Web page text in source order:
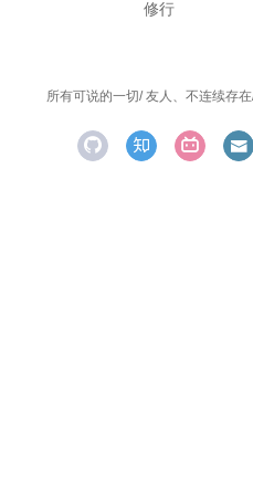
修行
所有可说的一切 友人、不连续存在